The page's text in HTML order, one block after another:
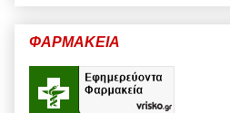
ΦΑΡΜΑΚΕΙΑ